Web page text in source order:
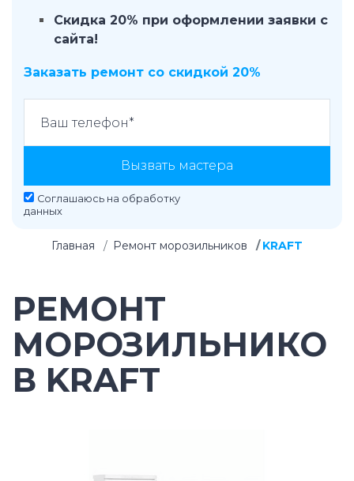
Скидка 20% при оформлении заявки с
сайта!
Заказать ремонт со скидкой 20%
Вызвать мастера
Соглашаюсь на обработку
данных
Главная Ремонт морозильников KRAFT
РЕМОНТ
МОРОЗИЛЬНИКО
В KRAFT